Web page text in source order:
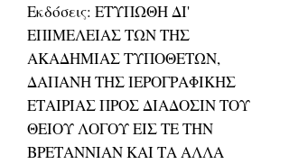
Εκδόσεις: ΕΤΥΠΩΘΗ ΔΙ'
ΕΠΙΜΕΛΕΙΑΣ ΤΩΝ ΤΗΣ
ΑΚΑΔΗΜΙΑΣ ΤΥΠΟΘΕΤΩΝ,
ΔΑΠΑΝΗ ΤΗΣ ΙΕΡΟΓΡΑΦΙΚΗΣ
ΕΤΑΙΡΙΑΣ ΠΡΟΣ ΔΙΑΔΟΣΙΝ ΤΟΥ
ΘΕΙΟΥ ΛΟΓΟΥ ΕΙΣ ΤΕ ΤΗΝ
ΒΡΕΤΑΝΝΙΑΝ ΚΑΙ ΤΑ ΑΛΛΑ